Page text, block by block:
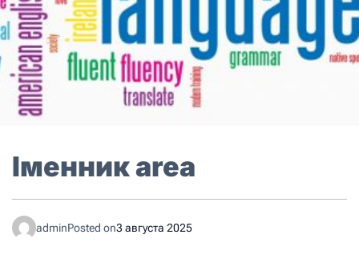
Іменник area
adminPosted on3 августа 2025